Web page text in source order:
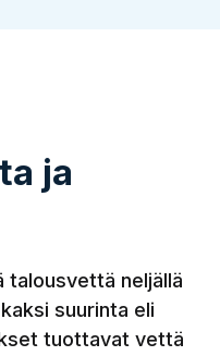
ja
talousvettä neljällä
suurinta eli
tuottavat vettä